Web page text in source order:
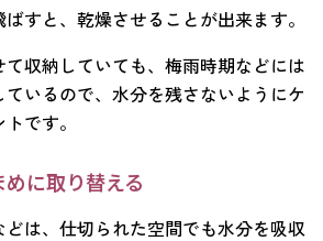
ばすと、乾燥させることが出来ます。
て収納していても、梅雨時期などには
いるので、水分を残さないようにケ
です。
に取り替える
どは、仕切られた空間でも水分を吸収